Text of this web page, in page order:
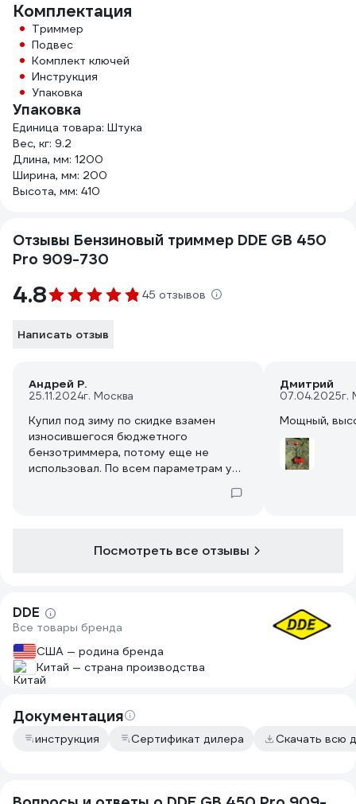
Комплектация
Триммер
Подвес
Комплект ключей
Инструкция
Упаковка
Упаковка
Единица товара: Штука
Вес, кг: 9.2
Длина, мм: 1200
Ширина, мм: 200
Высота, мм: 410
Отзывы Бензиновый триммер DDE GB 450
Pro 909-730
4.8 45 отзывов
Написать отзыв
Андрей Р.
25.11.2024г. Москва
Купил под зиму по скидке взамен
износившегося бюджетного
бензотриммера, потому еще не
использовал. По всем параметрам у
алюминиевая штанга, мощный
ремень, набор всех необходимых
ключей для сборки. Приятным
сюрпризом оказался трехлезвиевый
нож для покоса травы, помимо
барабана с леской (в описании и на
Дмитрий
07.04.2025г.
Мощный,
Посмотреть все отзывы
DDE
Все товары бренда
США — родина бренда
Китай — страна производства
Документация
инструкция Сертификат дилера Скачать всю